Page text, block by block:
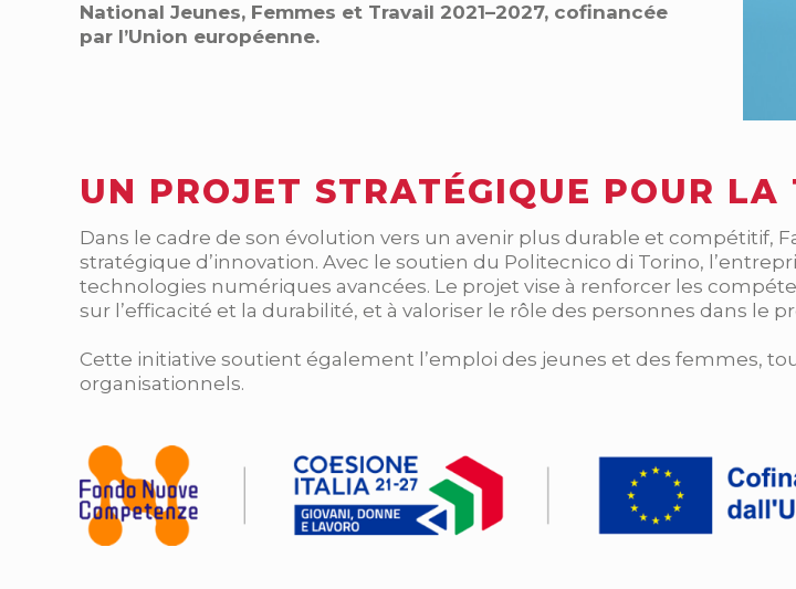
National Jeunes, Femmes et Travail 2021–2027, cofinancée
par l’Union européenne.
UN PROJET STRATÉGIQUE POUR
Dans le cadre de son évolution vers un avenir plus durable et compétitif,
stratégique d’innovation. Avec le soutien du Politecnico di Torino,
technologies numériques avancées. Le projet vise à renforcer les
sur l’efficacité et la durabilité, et à valoriser le rôle des personnes dans le
Cette initiative soutient également l’emploi des jeunes et des femmes,
organisationnels.